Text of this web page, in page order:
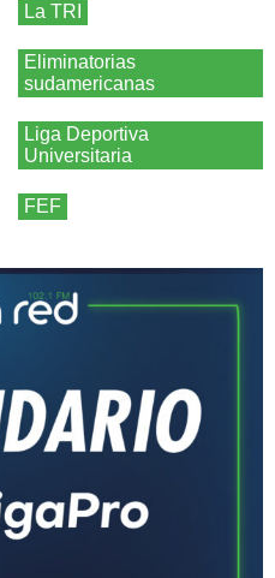
La TRI
Eliminatorias
sudamericanas
Liga Deportiva
Universitaria
FEF